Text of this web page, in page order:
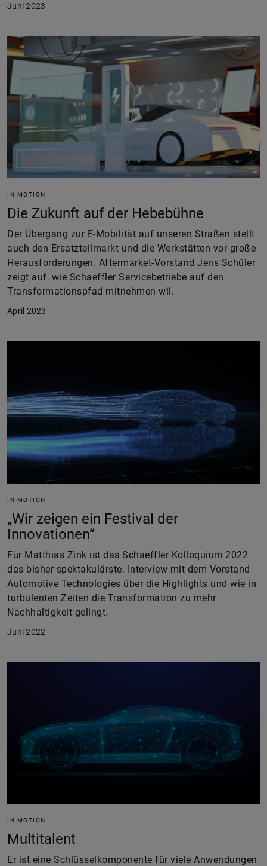
Juni 2023
IN MOTION
Die Zukunft auf der Hebebühne
Der Übergang zur E-Mobilität auf unseren Straßen stellt
auch den Ersatzteilmarkt und die Werkstätten vor große
Herausforderungen. Aftermarket-Vorstand Jens Schüler
zeigt auf, wie Schaeffler Servicebetriebe auf den
Transformationspfad mitnehmen wil.
April 2023
IN MOTION
„Wir zeigen ein Festival der
Innovationen“
Für Matthias Zink ist das Schaeffler Kolloquium 2022
das bisher spektakulärste. Interview mit dem Vorstand
Automotive Technologies über die Highlights und wie in
turbulenten Zeiten die Transformation zu mehr
Nachhaltigkeit gelingt.
Juni 2022
IN MOTION
Multitalent
Er ist eine Schlüsselkomponente für viele Anwendungen